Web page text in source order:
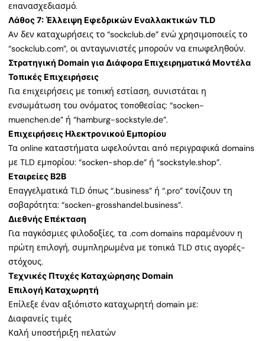
επανασχεδιασμό.
Λάθος 7: Έλλειψη Εφεδρικών Εναλλακτικών TLD
Αν δεν καταχωρήσεις το “sockclub.de” ενώ χρησιμοποιείς το
“sockclub.com”, οι ανταγωνιστές μπορούν να επωφεληθούν.
Στρατηγική Domain για Διάφορα Επιχειρηματικά Μοντέλα
Τοπικές Επιχειρήσεις
Για επιχειρήσεις με τοπική εστίαση, συνιστάται η
ενσωμάτωση του ονόματος τοποθεσίας: “socken-
muenchen.de” ή “hamburg-sockstyle.de”.
Επιχειρήσεις Ηλεκτρονικού Εμπορίου
Τα online καταστήματα ωφελούνται από περιγραφικά domains
με TLD εμπορίου: “socken-shop.de” ή “sockstyle.shop”.
Εταιρείες B2B
Επαγγελματικά TLD όπως “.business” ή “.pro” τονίζουν τη
σοβαρότητα: “socken-grosshandel.business”.
Διεθνής Επέκταση
Για παγκόσμιες φιλοδοξίες, τα .com domains παραμένουν η
πρώτη επιλογή, συμπληρωμένα με τοπικά TLD στις αγορές-
στόχους.
Τεχνικές Πτυχές Καταχώρησης Domain
Επιλογή Καταχωρητή
Επίλεξε έναν αξιόπιστο καταχωρητή domain με:
Διαφανείς τιμές
Καλή υποστήριξη πελατών